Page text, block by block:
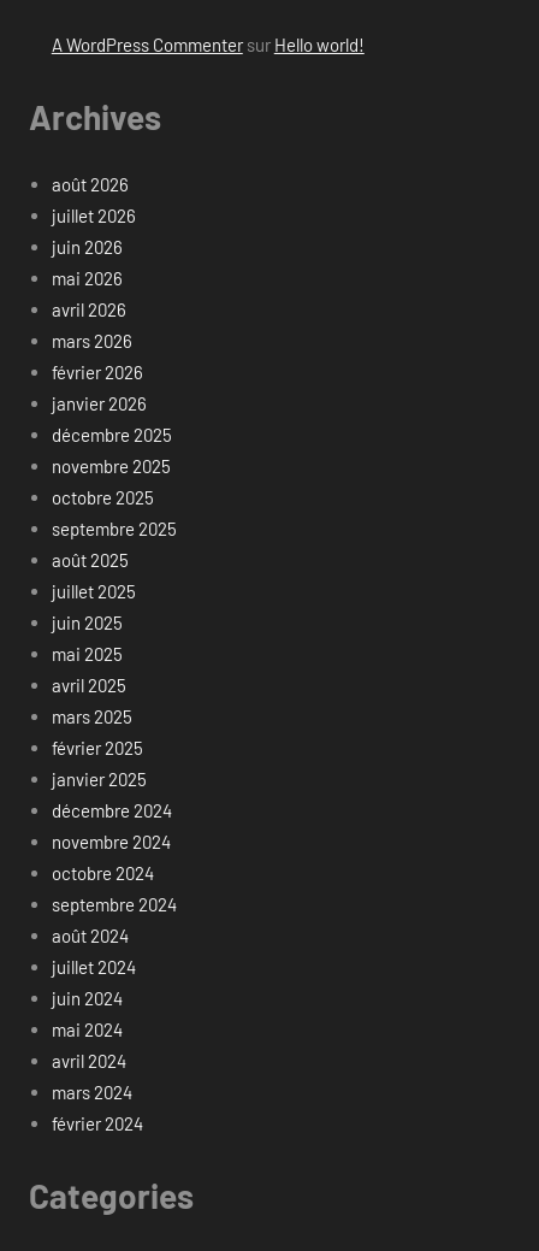
A WordPress Commentersur Hello world!
Archives
août 2026
juillet 2026
juin 2026
mai 2026
avril 2026
mars 2026
février 2026
janvier 2026
décembre 2025
novembre 2025
octobre 2025
septembre 2025
août 2025
juillet 2025
juin 2025
mai 2025
avril 2025
mars 2025
février 2025
janvier 2025
décembre 2024
novembre 2024
octobre 2024
septembre 2024
août 2024
juillet 2024
juin 2024
mai 2024
avril 2024
mars 2024
février 2024
Categories